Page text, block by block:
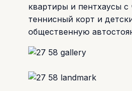
квартиры и пентхаусы
теннисный корт и
общественную